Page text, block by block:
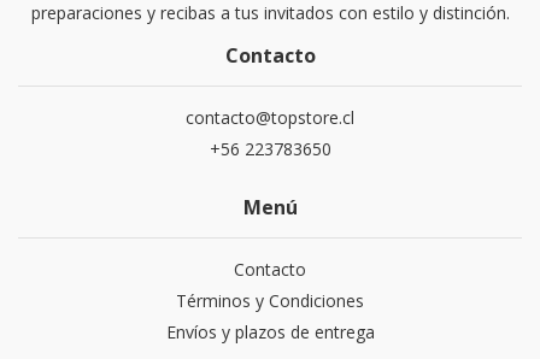
preparaciones y recibas a tus invitados con estilo y distinción.
Contacto
contacto@topstore.cl
+56 223783650
Menú
Contacto
Términos y Condiciones
Envíos y plazos de entrega